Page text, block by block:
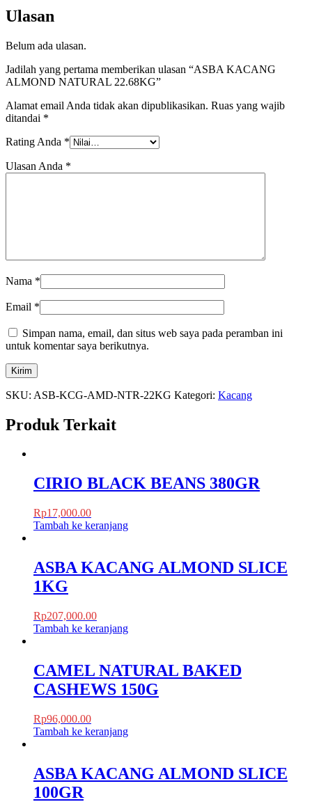
Ulasan
Belum ada ulasan.
Jadilah yang pertama memberikan ulasan “ASBA KACANG
ALMOND NATURAL 22.68KG”
Alamat email Anda tidak akan dipublikasikan. Ruas yang wajib
ditandai *
Rating Anda *
Ulasan Anda *
Nama *
Email *
Simpan nama, email, dan situs web saya pada peramban ini
untuk komentar saya berikutnya.
SKU: ASB-KCG-AMD-NTR-22KG Kategori: Kacang
Produk Terkait
CIRIO BLACK BEANS 380GR
Rp17,000.00
Tambah ke keranjang
ASBA KACANG ALMOND SLICE
1KG
Rp207,000.00
Tambah ke keranjang
CAMEL NATURAL BAKED
CASHEWS 150G
Rp96,000.00
Tambah ke keranjang
ASBA KACANG ALMOND SLICE
100GR